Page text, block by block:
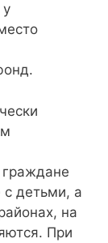
с детьми, а
на
При